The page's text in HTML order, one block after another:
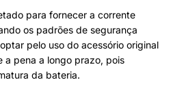
para fornecer a corrente
os padrões de segurança
pelo uso do acessório original
a pena a longo prazo, pois
da bateria.